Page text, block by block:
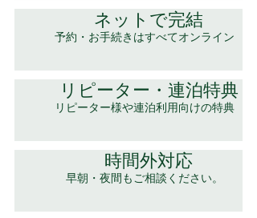
ネットで完結
予約・お手続きはすべてオンライン
リピーター・連泊特典
リピーター様や連泊利用向けの特典
時間外対応
早朝・夜間もご相談ください。